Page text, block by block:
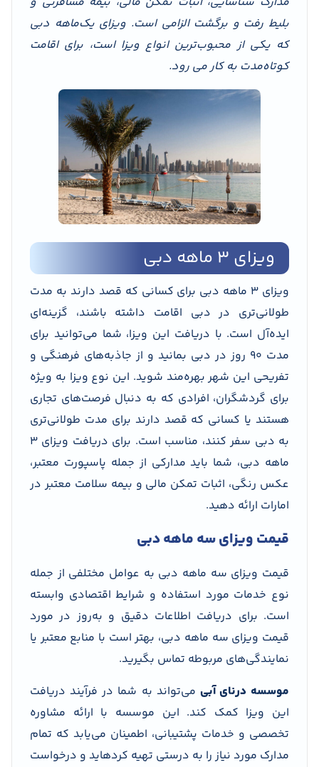
بلیط رفت و برگشت الزامی است. ویزای یک‌ماهه دبی
که یکی از محبوب‌ترین انواع ویزا است، برای اقامت
کوتاه‌مدت به کار می ­رود.
ویزای 3 ماهه دبی
ویزای 3 ماهه دبی برای کسانی که قصد دارند به مدت
طولانی‌تری در دبی اقامت داشته باشند، گزینه‌ای
ایده‌آل است. با دریافت این ویزا، شما می‌توانید برای
مدت ۹۰ روز در دبی بمانید و از جاذبه‌های فرهنگی و
تفریحی این شهر بهره‌مند شوید. این نوع ویزا به ویژه
برای گردشگران، افرادی که به دنبال فرصت‌های تجاری
هستند یا کسانی که قصد دارند برای مدت طولانی‌تری
به دبی سفر کنند، مناسب است. برای دریافت ویزای 3
ماهه دبی، شما باید مدارکی از جمله پاسپورت معتبر،
عکس‌ رنگی، اثبات تمکن مالی و بیمه سلامت معتبر در
امارات ارائه دهید.
قیمت ویزای سه ماهه دبی
قیمت ویزای سه ماهه دبی به عوامل مختلفی از جمله
نوع خدمات مورد استفاده و شرایط اقتصادی وابسته
است. برای دریافت اطلاعات دقیق و به‌روز در مورد
قیمت ویزای سه ماهه دبی، بهتر است با منابع معتبر یا
نمایندگی‌های مربوطه تماس بگیرید.
موسسه درنای آبی می‌تواند به شما در فرآیند دریافت
این ویزا کمک کند. این موسسه با ارائه مشاوره
تخصصی و خدمات پشتیبانی، اطمینان می‌یابد که تمام
مدارک مورد نیاز را به درستی تهیه کرده­اید و درخواست